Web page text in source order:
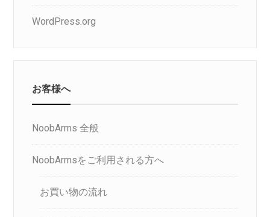
WordPress.org
お客様へ
NoobArms 全般
NoobArmsをご利用される方へ
お買い物の流れ